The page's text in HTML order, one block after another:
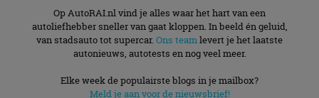
Op AutoRAI.nl vind je alles waar het hart van een
autoliefhebber sneller van gaat kloppen. In beeld én geluid,
van stadsauto tot supercar. Ons teamlevert je het laatste
autonieuws, autotests en nog veel meer.
Elke week de populairste blogs in je mailbox?
Meld je aan voor de nieuwsbrief!